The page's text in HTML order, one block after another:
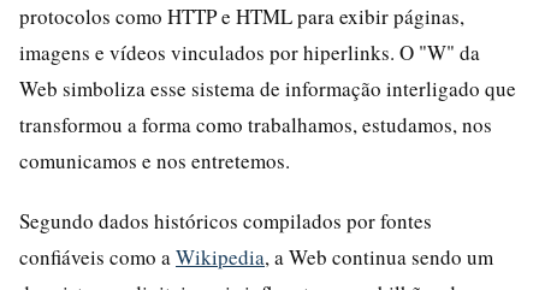
protocolos como HTTP e HTML para exibir páginas,
imagens e vídeos vinculados por hiperlinks. O "W" da
Web simboliza esse sistema de informação interligado que
transformou a forma como trabalhamos, estudamos, nos
comunicamos e nos entretemos.
Segundo dados históricos compilados por fontes
confiáveis como a Wikipedia, a Web continua sendo um